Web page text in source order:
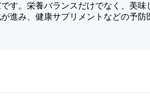
す。栄養バランスだけでなく、美
進み、健康サプリメントなどの予